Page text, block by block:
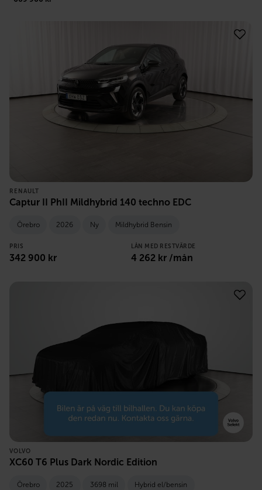
RENAULT
Captur II PhII Mildhybrid 140 techno EDC
Örebro 2026 Ny Mildhybrid Bensin
PRIS
342 900 kr
LÅN MED RESTVÄRDE
4 262 kr /mån
VOLVO
XC60 T6 Plus Dark Nordic Edition
Örebro 2025 3698 mil Hybrid el/bensin